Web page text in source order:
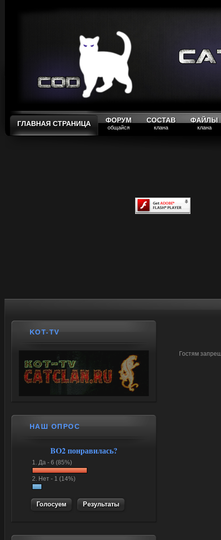
ГЛАВНАЯ СТРАНИЦА ФОРУМ
общайся
СОСТАВ
клана
ФАЙЛЫ
клана
Гостям
KOT-TV
НАШ ОПРОС
BO2 понравилась?
1. Да - 6 (85%)
2. Нет - 1 (14%)
Результаты